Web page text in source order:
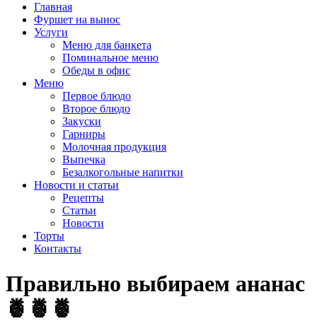
Главная
Фуршет на вынос
Услуги
Меню для банкета
Поминальное меню
Обеды в офис
Меню
Первое блюдо
Второе блюдо
Закуски
Гарниры
Молочная продукция
Выпечка
Безалкогольные напитки
Новости и статьи
Рецепты
Статьи
Новости
Торты
Контакты
Правильно выбираем ананас
🍍🍍🍍